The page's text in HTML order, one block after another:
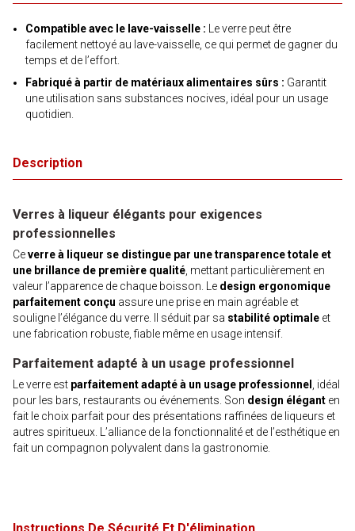
Compatible avec le lave-vaisselle : Le verre peut être
facilement nettoyé au lave-vaisselle, ce qui permet de gagner du
temps et de l’effort.
Fabriqué à partir de matériaux alimentaires sûrs : Garantit
une utilisation sans substances nocives, idéal pour un usage
quotidien.
Description
Verres à liqueur élégants pour exigences
professionnelles
Ceverre à liqueur se distingue par une transparence totale et
une brillance de première qualité , mettant particulièrement en
valeur l’apparence de chaque boisson. Le design ergonomique
parfaitement conçu assure une prise en main agréable et
souligne l’élégance du verre. Il séduit par sa stabilité optimale et
une fabrication robuste, fiable même en usage intensif.
Parfaitement adapté à un usage professionnel
Le verre est parfaitement adapté à un usage professionnel
, idéal
pour les bars, restaurants ou événements. Son design élégant en
fait le choix parfait pour des présentations raffinées de liqueurs et
autres spiritueux. L’alliance de la fonctionnalité et de l’esthétique en
fait un compagnon polyvalent dans la gastronomie.